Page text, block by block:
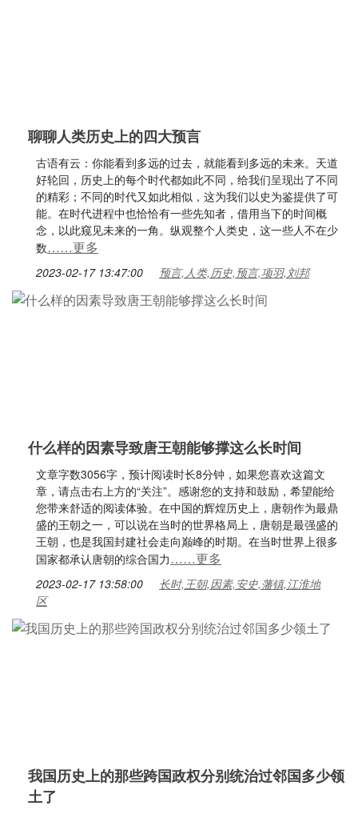
聊聊人类历史上的四大预言
古语有云：你能看到多远的过去，就能看到多远的未来。天道
好轮回，历史上的每个时代都如此不同，给我们呈现出了不同
的精彩；不同的时代又如此相似，这为我们以史为鉴提供了可
能。在时代进程中也恰恰有一些先知者，借用当下的时间概
念，以此窥见未来的一角。纵观整个人类史，这一些人不在少
数……更多
2023-02-17 13:47:00 预言,人类,历史,预言,项羽,刘邦
什么样的因素导致唐王朝能够撑这么长时间
文章字数3056字，预计阅读时长8分钟，如果您喜欢这篇文
章，请点击右上方的“关注”。感谢您的支持和鼓励，希望能给
您带来舒适的阅读体验。在中国的辉煌历史上，唐朝作为最鼎
盛的王朝之一，可以说在当时的世界格局上，唐朝是最强盛的
王朝，也是我国封建社会走向巅峰的时期。在当时世界上很多
国家都承认唐朝的综合国力……更多
2023-02-17 13:58:00
长时,王朝,因素,安史,藩镇,江淮地
区
我国历史上的那些跨国政权分别统治过邻国多少领
土了